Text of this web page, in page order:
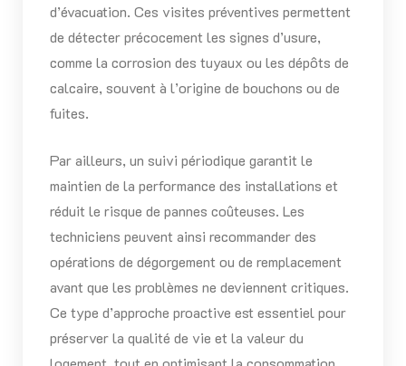
d’évacuation. Ces visites préventives permettent
de détecter précocement les signes d’usure,
comme la corrosion des tuyaux ou les dépôts de
calcaire, souvent à l’origine de bouchons ou de
fuites.
Par ailleurs, un suivi périodique garantit le
maintien de la performance des installations et
réduit le risque de pannes coûteuses. Les
techniciens peuvent ainsi recommander des
opérations de dégorgement ou de remplacement
avant que les problèmes ne deviennent critiques.
Ce type d’approche proactive est essentiel pour
préserver la qualité de vie et la valeur du